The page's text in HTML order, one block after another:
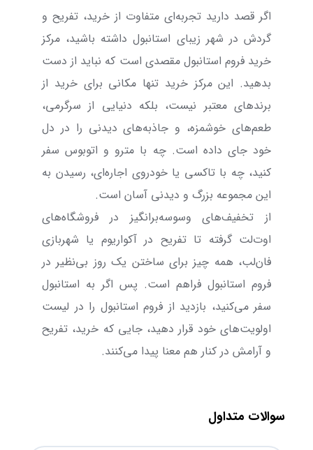
اگر قصد دارید تجربه‌ای متفاوت از خرید، تفریح و
گردش در شهر زیبای استانبول داشته باشید، مرکز
خرید فروم استانبول مقصدی است که نباید از دست
بدهید. این مرکز خرید تنها مکانی برای خرید از
برندهای معتبر نیست، بلکه دنیایی از سرگرمی،
طعم‌های خوشمزه، و جاذبه‌های دیدنی را در دل
خود جای داده است. چه با مترو و اتوبوس سفر
کنید، چه با تاکسی یا خودروی اجاره‌ای، رسیدن به
این مجموعه بزرگ و دیدنی آسان است.
از تخفیف‌های وسوسه‌برانگیز در فروشگاه‌های
اوت‌لت گرفته تا تفریح در آکواریوم یا شهربازی
فان‌لب، همه چیز برای ساختن یک روز بی‌نظیر در
فروم استانبول فراهم است. پس اگر به استانبول
سفر می‌کنید، بازدید از فروم استانبول را در لیست
اولویت‌های خود قرار دهید، جایی که خرید، تفریح
و آرامش در کنار هم معنا پیدا می‌کنند.
سوالات متداول